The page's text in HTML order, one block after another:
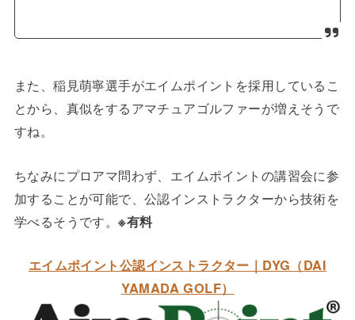
また、稲見萌寧選手がエイムポイントを採用しているこ
とから、真似をするアマチュアゴルファーが増えそうで
すね。
ちなみにプロアマ問わず、エイムポイントの講習会に参
加することが可能で、公認インストラクターから技術を
学べるそうです。※有料
エイムポイント公認インストラクター｜DYG（DAI
YAMADA GOLF）